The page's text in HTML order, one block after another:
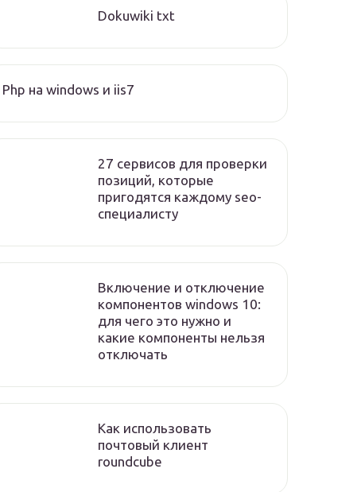
Dokuwiki txt
Php на windows и iis7
27 сервисов для проверки
позиций, которые
пригодятся каждому seo-
специалисту
Включение и отключение
компонентов windows 10:
для чего это нужно и
какие компоненты нельзя
отключать
Как использовать
почтовый клиент
roundcube